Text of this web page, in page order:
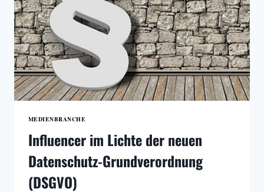
MEDIENBRANCHE
Influencer im Lichte der neuen
Datenschutz-Grundverordnung
(DSGVO)